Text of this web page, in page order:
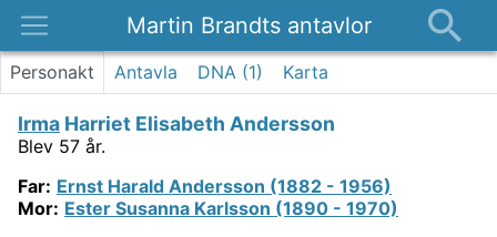
Martin Brandts antavlor
Platser
Om
Kontakt
Personakt Antavla DNA (1) Karta
Irma Harriet Elisabeth Andersson
Blev 57 år.
Far: Ernst Harald Andersson (1882 - 1956)
Mor: Ester Susanna Karlsson (1890 - 1970)